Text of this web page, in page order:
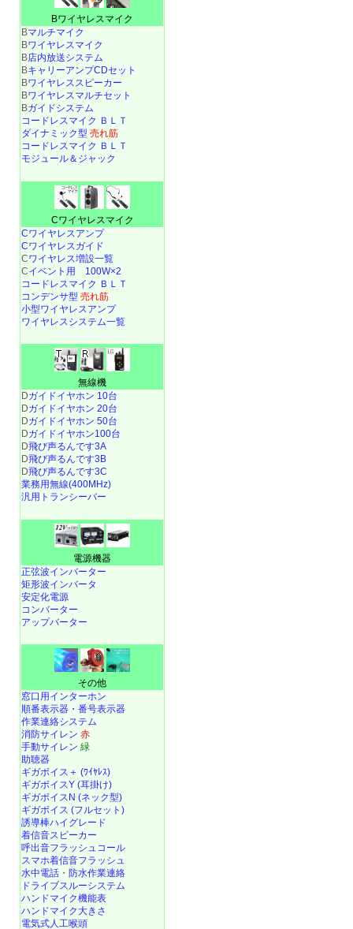
Bワイヤレスマイク
Bマルチマイク
Bワイヤレスマイク
B店内放送システム
BキャリーアンプCDセット
Bワイヤレススピーカー
Bワイヤレスマルチセット
Bガイドシステム
コードレスマイク ＢＬＴ
ダイナミック型 売れ筋
コードレスマイク ＢＬＴ
モジュール＆ジャック
Cワイヤレスマイク
Cワイヤレスアンプ
Cワイヤレスガイド
Cワイヤレス増設一覧
Cイベント用 100W×2
コードレスマイク ＢＬＴ
コンデンサ型 売れ筋
小型ワイヤレスアンプ
ワイヤレスシステム一覧
無線機
Dガイドイヤホン 10台
Dガイドイヤホン 20台
Dガイドイヤホン 50台
Dガイドイヤホン100台
D飛び声るんです3A
D飛び声るんです3B
D飛び声るんです3C
業務用無線(400MHz)
汎用トランシーバー
電源機器
正弦波インバーター
矩形波インバータ
安定化電源
コンバーター
アップバーター
その他
窓口用インターホン
順番表示器・番号表示器
作業連絡システム
消防サイレン 赤
手動サイレン 緑
助聴器
ギガボイス＋ (ﾜｲﾔﾚｽ)
ギガボイスY (耳掛け)
ギガボイスN (ネック型)
ギガボイス (フルセット)
誘導棒ハイグレード
着信音スピーカー
呼出音フラッシュコール
スマホ着信音フラッシュ
水中電話 ・ 防水作業連絡
ドライブスルーシステム
ハンドマイク機能表
ハンドマイク大きさ
電気式人工喉頭